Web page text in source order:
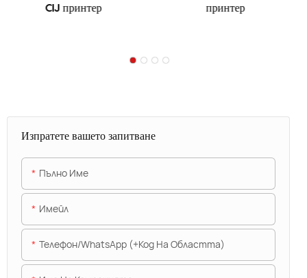
CIJ принтер
принтер
Изпратете вашето запитване
Пълно Име
Имейл
Телефон/WhatsApp (+Код На Областта)